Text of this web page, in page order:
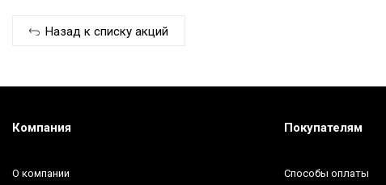
Назад к списку акций
Компания
О компании
Покупателям
Способы оплаты